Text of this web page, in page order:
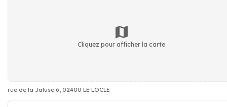
Cliquez pour afficher la carte
rue de la Jaluse 6, 02400 LE LOCLE